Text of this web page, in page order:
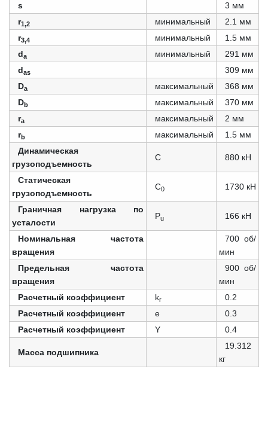
s
3 мм
r1,2 минимальный
2.1 мм
r3,4 минимальный
1.5 мм
da минимальный
291 мм
das
309 мм
Da максимальный
368 мм
Db максимальный
370 мм
ra максимальный
2 мм
rb максимальный
1.5 мм
Динамическая
грузоподъемность
C 880 кН
Статическая
грузоподъемность
C0 1730 кН
Граничная нагрузка по
усталости
Pu 166 кН
Номинальная частота
вращения
700 об/
мин
Предельная частота
вращения
900 об/
мин
Расчетный коэффициент
kr
0.2
Расчетный коэффициент
e
0.3
Расчетный коэффициент
Y 0.4
Масса подшипника
19.312
кг